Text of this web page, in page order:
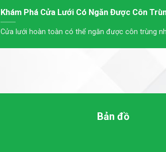
Khám Phá Cửa Lưới Có Ngăn Được Côn
Cửa lưới hoàn toàn có thể ngăn được côn trùng
Bản đồ